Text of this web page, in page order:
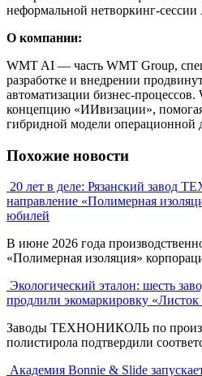
неформальной нетворкинг-сессии
О компании:
WMT AI — часть WMT Group,
разработке и внедрении
автоматизации бизнес-
концепцию «ИИвизации»,
гибридной модели операционной
Похожие новости
20 лет в деле: Рязанский
направление «Полимерная
юбилей
В июне 2026 года
«Полимерная изоляция»
Экологический эталон: шесть
продлили экомаркировку
Заводы ТЕХНОНИКОЛЬ по
полистирола подтвердили
Академия Bonnie & Slide